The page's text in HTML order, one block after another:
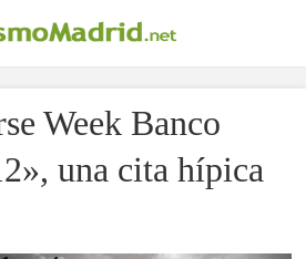
Week Banco
una cita hípica